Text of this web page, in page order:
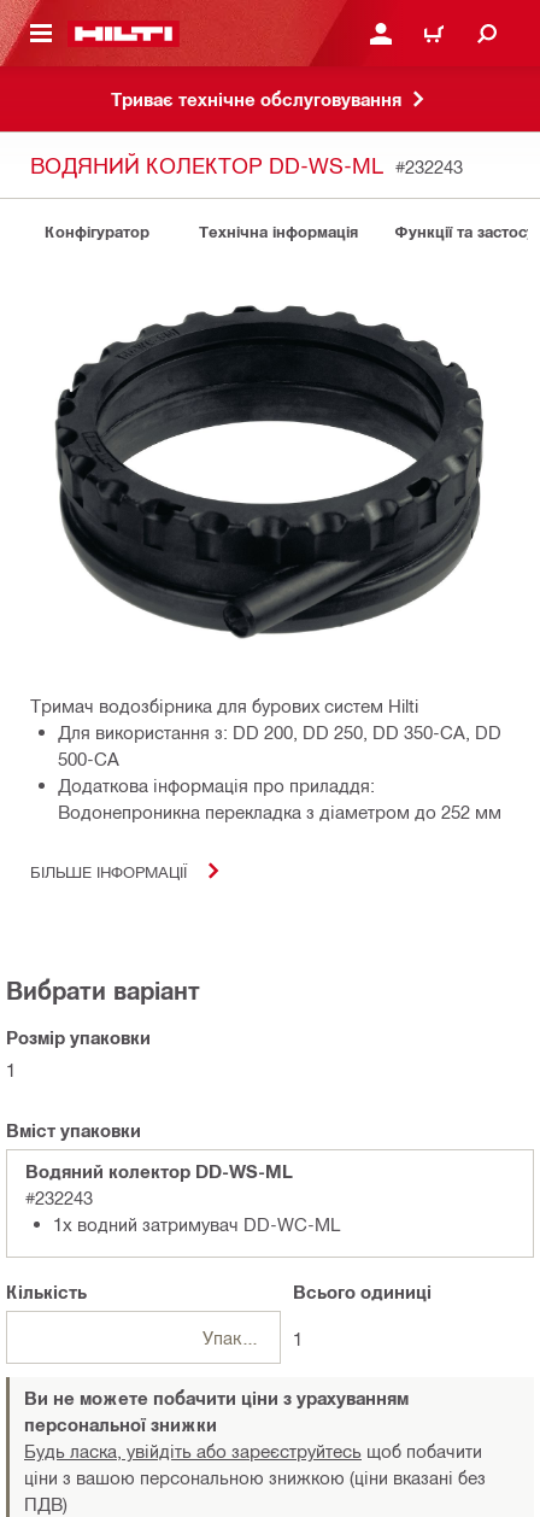
ЗМІСТУ УВІЙТИ АБО
КОШИК
Триває технічне обслуговування
ВОДЯНИЙ КОЛЕКТОР DD-WS-ML #232243
Конфігуратор Технічна інформація Функції та
Тримач водозбірника для бурових систем Hilti
Для використання з: DD 200, DD 250, DD 350-CA, DD
500-CA
Додаткова інформація про приладдя:
Водонепроникна перекладка з діаметром до 252 мм
БІЛЬШЕ ІНФОРМАЦІЇ
Вибрати варіант
Розмір упаковки
1
Вміст упаковки
Водяний колектор DD-WS-ML
#232243
1x водний затримувач DD-WC-ML
Кількість
Упаковки
Всьогоодиниці
1
Ви не можете побачити ціни з урахуванням
персональної знижки
Будь ласка, увійдіть або зареєструйтесь щоб побачити
ціни з вашою персональною знижкою (ціни вказані без
ПДВ)